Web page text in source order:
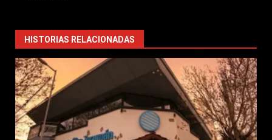
HISTORIAS RELACIONADAS